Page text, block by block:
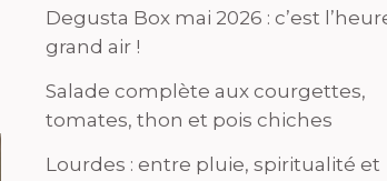
Degusta Box mai 2026 : c’est
grand air !
Salade complète aux courgettes,
tomates, thon et pois chiches
Lourdes : entre pluie, spiritualité et